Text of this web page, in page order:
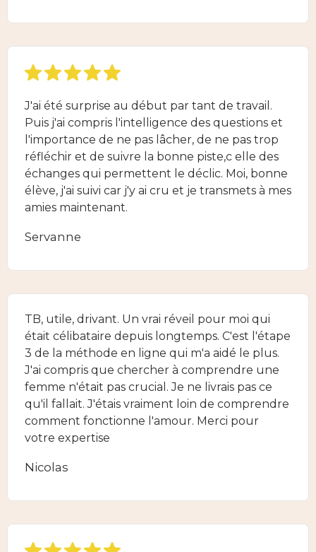
J'ai été surprise au début par tant de travail.
Puis j'ai compris l'intelligence des questions et
l'importance de ne pas lâcher, de ne pas trop
réfléchir et de suivre la bonne piste,c elle des
échanges qui permettent le déclic. Moi, bonne
élève, j'ai suivi car j'y ai cru et je transmets à mes
amies maintenant.
Servanne
TB, utile, drivant. Un vrai réveil pour moi qui
était célibataire depuis longtemps. C'est l'étape
3 de la méthode en ligne qui m'a aidé le plus.
J'ai compris que chercher à comprendre une
femme n'était pas crucial. Je ne livrais pas ce
qu'il fallait. J'étais vraiment loin de comprendre
comment fonctionne l'amour. Merci pour
votre expertise
Nicolas